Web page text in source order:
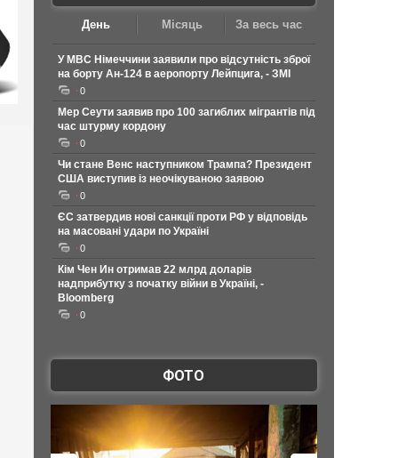
День Місяць За весь час
У МВС Німеччини заявили про відсутність зброї
на борту Ан-124 в аеропорту Лейпцига, - ЗМІ
0
Мер Сеути заявив про 100 загиблих мігрантів під
час штурму кордону
0
Чи стане Венс наступником Трампа? Президент
США виступив із неочікуваною заявою
0
ЄС затвердив нові санкції проти РФ у відповідь
на масовані удари по Україні
0
Кім Чен Ин отримав 22 млрд доларів
надприбутку з початку війни в Україні, -
Bloomberg
0
ФОТО